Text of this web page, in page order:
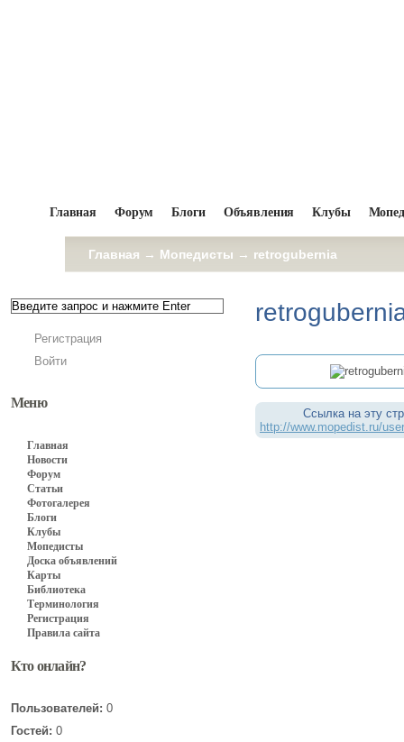
Главная Форум Блоги Объявления Клубы
Главная → Мопедисты → retrogubernia
Регистрация
Войти
Меню
Главная
Новости
Форум
Статьи
Фотогалерея
Блоги
Клубы
Мопедисты
Доска объявлений
Карты
Библиотека
Терминология
Регистрация
Правила сайта
Кто онлайн?
Пользователей: 0
Гостей: 0
Ссылка на эту
http://www.mopedist.ru/